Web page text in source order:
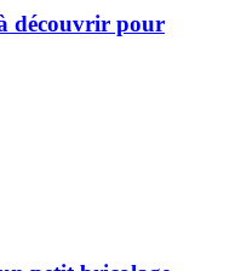
découvrir pour